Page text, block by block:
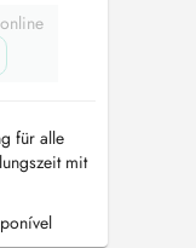
für alle
mit
in einer
ist uns